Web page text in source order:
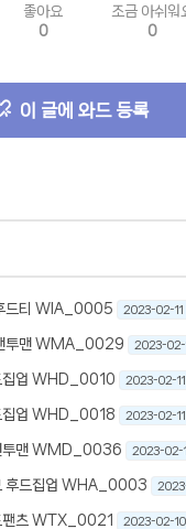
좋아요
0
조금 아쉬워
0
이 글에 와드 등록
드티 WIA_0005 2023-02-11
투맨 WMA_0029 2023-02-
집업 WHD_0010 2023-02-11
집업 WHD_0018 2023-02-11
투맨 WMD_0036 2023-02-
후드집업 WHA_0003
팬츠 WTX_0021 2023-02-10